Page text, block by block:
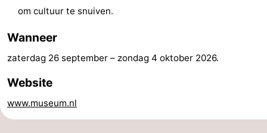
Rondvaarten
-
Speeltuinen
Bowlen
-
om cultuur te snuiven.
Wanneer
zaterdag 26 september – zondag 4 oktober 2026.
Website
www.museum.nl